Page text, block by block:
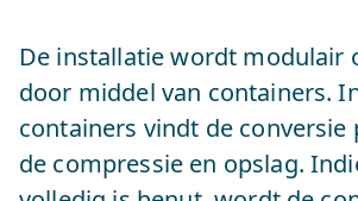
De installatie wordt modulair
door middel van containers.
containers vindt de conversie
de compressie en opslag.